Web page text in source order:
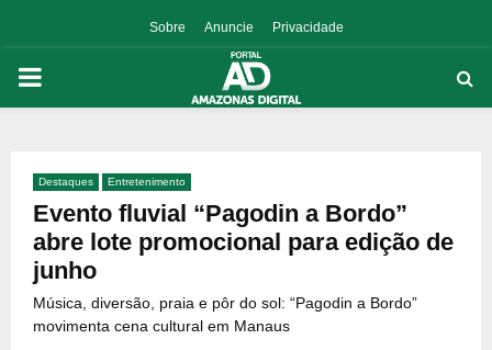
Sobre Anuncie Privacidade
PRIMARY
Destaques Entretenimento
Evento fluvial “Pagodin a Bordo”
abre lote promocional para edição de
junho
Música, diversão, praia e pôr do sol: “Pagodin a Bordo”
movimenta cena cultural em Manaus